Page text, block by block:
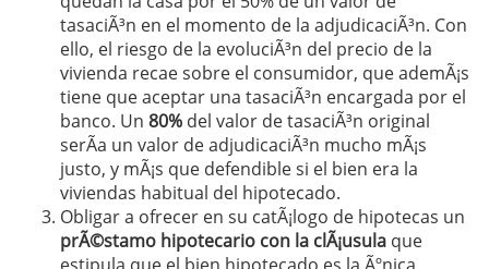
tasaciÃ³n en el momento de la adjudicaciÃ³n. Con
ello, el riesgo de la evoluciÃ³n del precio de la
vivienda recae sobre el consumidor, que ademÃ¡s
tiene que aceptar una tasaciÃ³n encargada por el
banco. Un 80% del valor de tasaciÃ³n original
serÃ­a un valor de adjudicaciÃ³n mucho mÃ¡s
justo, y mÃ¡s que defendible si el bien era la
viviendas habitual del hipotecado.
Obligar a ofrecer en su catÃ¡logo de hipotecas un
prÃ©stamo hipotecario con la clÃ¡usula que